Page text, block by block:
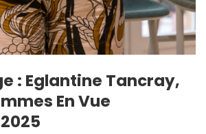
: Eglantine Tancray,
En Vue